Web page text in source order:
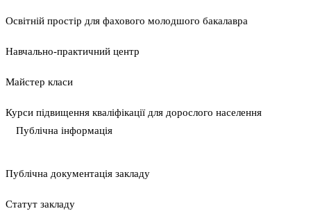
Освітній простір для фахового молодшого бакалавра
Навчально-практичний центр
Майстер класи
Курси підвищення кваліфікації для дорослого населення
Публічна інформація
Публічна документація закладу
Статут закладу